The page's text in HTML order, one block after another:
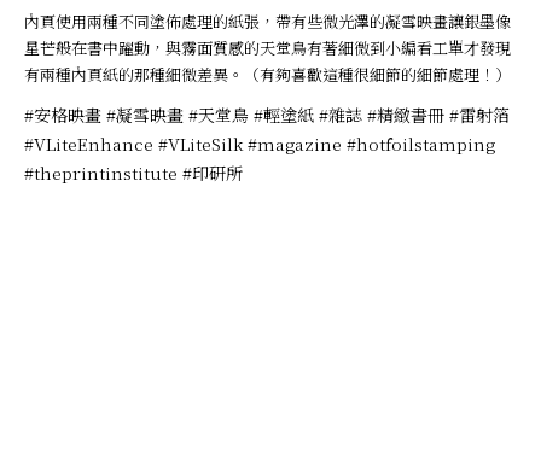
內頁使用兩種不同塗佈處理的紙張，帶有些微光澤的凝雪映畫讓銀墨像
星芒般在書中躍動，與霧面質感的天堂鳥有著細微到小編看工單才發現
有兩種內頁紙的那種細微差異。（有夠喜歡這種很細節的細節處理！）
#安格映畫 #凝雪映畫 #天堂鳥 #輕塗紙 #雜誌 #精緻書冊 #雷射箔
#VLiteEnhance #VLiteSilk #magazine #hotfoilstamping
#theprintinstitute #印研所